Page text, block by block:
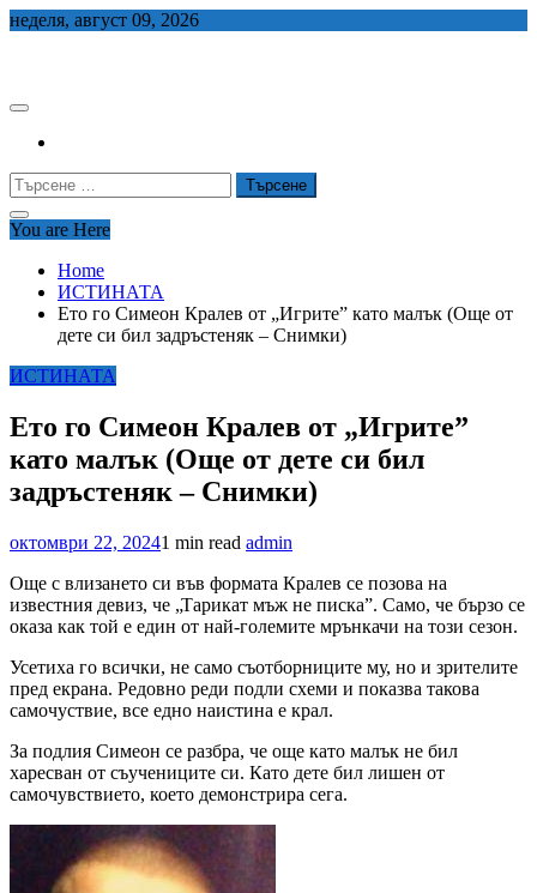
Skip
неделя, август 09, 2026
Търсене
за:
You are Here
Home
ИСТИНАТА
Ето го Симеон Кралев от „Игрите” като малък (Още от
дете си бил задръстеняк – Снимки)
ИСТИНАТА
Ето го Симеон Кралев от „Игрите”
като малък (Още от дете си бил
задръстеняк – Снимки)
октомври 22, 20241 min read admin
Още с влизането си във формата Кралев се позова на
известния девиз, че „Тарикат мъж не писка”. Само, че бързо се
оказа как той е един от най-големите мрънкачи на този сезон.
Усетиха го всички, не само съотборниците му, но и зрителите
пред екрана. Редовно реди подли схеми и показва такова
самочуствие, все едно наистина е крал.
За подлия Симеон се разбра, че още като малък не бил
харесван от съучениците си. Като дете бил лишен от
самочувствието, което демонстрира сега.